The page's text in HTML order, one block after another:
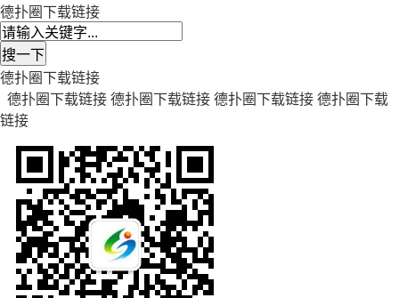
德扑圈下载链接
德扑圈下载链接
德扑圈下载链接 德扑圈下载链接 德扑圈下载链接 德扑圈下载
链接